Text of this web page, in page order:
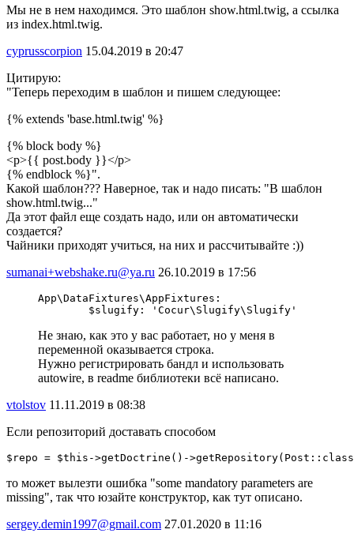
Мы не в нем находимся. Это шаблон show.html.twig, а ссылка
из index.html.twig.
cyprusscorpion 15.04.2019 в 20:47
Цитирую:
"Теперь переходим в шаблон и пишем следующее:
{% extends 'base.html.twig' %}
{% block body %}
<p>{{ post.body }}</p>
{% endblock %}".
Какой шаблон??? Наверное, так и надо писать: "В шаблон
show.html.twig..."
Да этот файл еще создать надо, или он автоматически
создается?
Чайники приходят учиться, на них и рассчитывайте :))
sumanai+webshake.ru@ya.ru 26.10.2019 в 17:56
App\DataFixtures\AppFixtures:
        $slugify: 'Cocur\Slugify\Slugify'
Не знаю, как это у вас работает, но у меня в
переменной оказывается строка.
Нужно регистрировать бандл и использовать
autowire, в readme библиотеки всё написано.
vtolstov 11.11.2019 в 08:38
Если репозиторий доставать способом
$repo = $this->getDoctrine()-
то может вылезти ошибка "some mandatory parameters are
missing", так что юзайте конструктор, как тут описано.
sergey.demin1997@gmail.com 27.01.2020 в 11:16